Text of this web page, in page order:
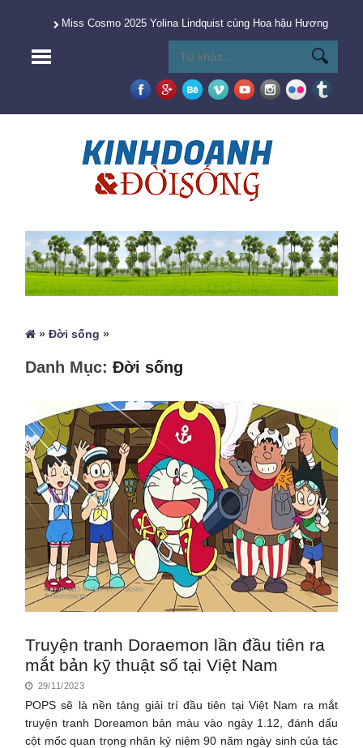
Miss Cosmo 2025 Yolina Lindquist cùng Hoa hậu Hương
»Đời sống »
Danh Mục:Đời sống
Truyện tranh Doraemon lần đầu tiên ra
mắt bản kỹ thuật số tại Việt Nam
29/11/2023
POPS sẽ là nền tảng giải trí đầu tiên tại Việt Nam ra mắt
truyện tranh Doreamon bản màu vào ngày 1.12, đánh dấu
cột mốc quan trọng nhân kỷ niệm 90 năm ngày sinh của tác